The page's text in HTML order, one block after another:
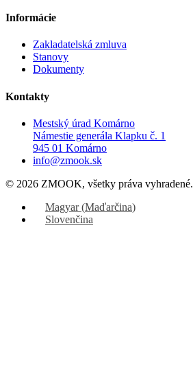
Informácie
Zakladatelská zmluva
Stanovy
Dokumenty
Kontakty
Mestský úrad Komárno
Námestie generála Klapku č. 1
945 01 Komárno
info@zmook.sk
© 2026 ZMOOK, všetky práva vyhradené.
Magyar(Maďarčina)
Slovenčina